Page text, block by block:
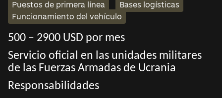
Puestos de primera línea
Bases logísticas
Funcionamiento del vehículo
500 – 2900 USD por mes
Servicio oficial en las unidades militares
de las Fuerzas Armadas de Ucrania
Responsabilidades